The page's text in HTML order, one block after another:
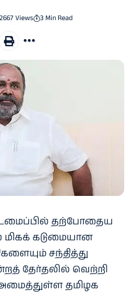
67 Views 3 Min Read
தற்போதைய
கடுமையான
சந்தித்து
தேர்தலில் வெற்றி
அமைத்துள்ள தமிழக